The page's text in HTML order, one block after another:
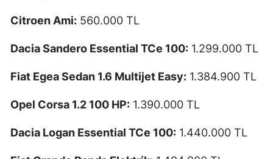
Citroen Ami: 560.000 TL
Dacia Sandero Essential TCe 100: 1.299.000 TL
Fiat Egea Sedan 1.6 Multijet Easy: 1.384.900 TL
Opel Corsa 1.2 100 HP: 1.390.000 TL
Dacia Logan Essential TCe 100: 1.440.000 TL